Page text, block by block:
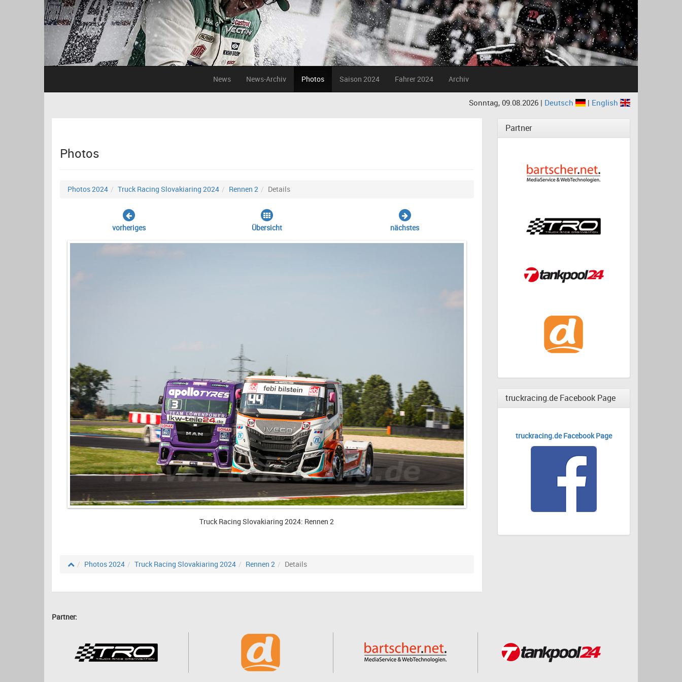
News News-Archiv Photos Saison 2024 Fahrer 2024 Archiv
Sonntag, 09.08.2026 | Deutsch | English
Photos
Photos 2024 Truck Racing Slovakiaring 2024 Rennen 2 Details
vorheriges Übersicht nächstes
Truck Racing Slovakiaring 2024: Rennen 2
Photos 2024 Truck Racing Slovakiaring 2024 Rennen 2 Details
Partner
truckracing.de Facebook Page
truckracing.de Facebook Page
Partner: